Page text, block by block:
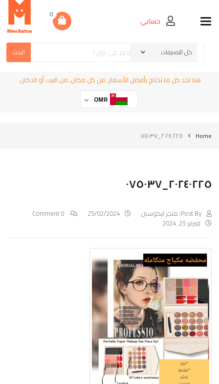
Toggle navigationحسابي
0
البحث
هنا تجد كل ما تحتاج بأفضل الأسعار, من كل مكان, من البيت أو الدكان.
OMR
Home ٢٠٢٤٠٢٢٥_٠٧٥٠٣٧
٢٠٢٤٠٢٢٥_٠٧٥٠٣٧
Post By: متجر ايكوسان 25/02/2024
فبراير 25, 2024